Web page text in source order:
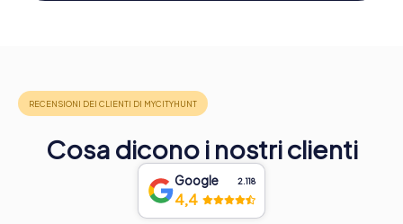
Cosa dicono i nostri clienti
Google 2.118
4,4